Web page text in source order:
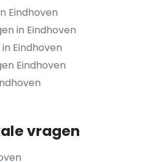
Eindhoven
in Eindhoven
Eindhoven
Eindhoven
vragen